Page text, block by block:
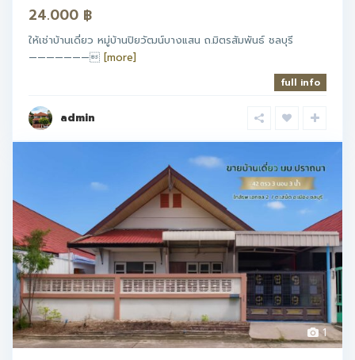
24.000 ฿
ให้เช่าบ้านเดี่ยว หมู่บ้านปิยวัฒน์บางแสน ถ.มิตรสัมพันธ์ ชลบุรี
——————— [more]
full info
admin
1